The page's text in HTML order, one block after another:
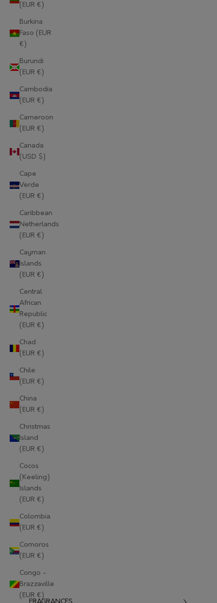
(EUR €)
Burkina
Faso (EUR
€)
Burundi
(EUR €)
Cambodia
(EUR €)
Cameroon
(EUR €)
Canada
(USD $)
Cape
Verde
(EUR €)
Caribbean
Netherlands
(EUR €)
Cayman
Islands
(EUR €)
Central
African
Republic
(EUR €)
Chad
(EUR €)
Chile
(EUR €)
China
(EUR €)
Christmas
Island
(EUR €)
Cocos
(Keeling)
Islands
(EUR €)
Colombia
(EUR €)
Comoros
(EUR €)
Congo -
Brazzaville
(EUR €)